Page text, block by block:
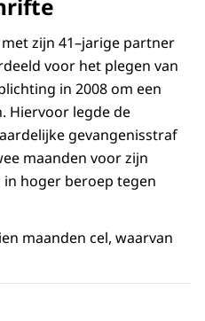
zijn 41–jarige partner
voor het plegen van
in 2008 om een
Hiervoor legde de
gevangenisstraf
maanden voor zijn
hoger beroep tegen
maanden cel, waarvan